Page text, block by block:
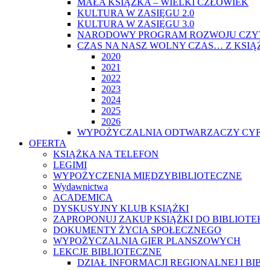
MAŁA KSIĄŻKA – WIELKI CZŁOWIEK
KULTURA W ZASIĘGU 2.0
KULTURA W ZASIĘGU 3.0
NARODOWY PROGRAM ROZWOJU
CZAS NA NASZ WOLNY CZAS… Z
2020
2021
2022
2023
2024
2025
2026
WYPOŻYCZALNIA ODTWARZACZY
OFERTA
KSIĄŻKA NA TELEFON
LEGIMI
WYPOŻYCZENIA MIĘDZYBIBLIOTECZNE
Wydawnictwa
ACADEMICA
DYSKUSYJNY KLUB KSIĄŻKI
ZAPROPONUJ ZAKUP KSIĄŻKI DO
DOKUMENTY ŻYCIA SPOŁECZNEGO
WYPOŻYCZALNIA GIER PLANSZOWYCH
LEKCJE BIBLIOTECZNE
DZIAŁ INFORMACJI REGIONALNEJ I